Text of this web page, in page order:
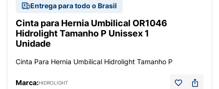
Entrega para todo o Brasil
Cinta para Hernia Umbilical OR1046
Hidrolight Tamanho P Unissex 1
Unidade
Cinta Para Hernia Umbilical Hidrolight Tamanho P
Marca:HIDROLIGHT